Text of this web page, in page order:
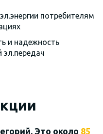
потребителям
и надежность
эл.передач
Это около 85